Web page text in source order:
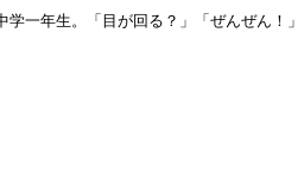
一年生。「目が回る？」「ぜんぜん！